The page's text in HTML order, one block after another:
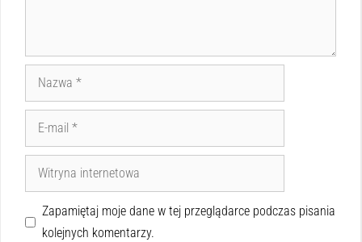
Zapamiętaj moje dane w tej przeglądarce podczas pisania
kolejnych komentarzy.